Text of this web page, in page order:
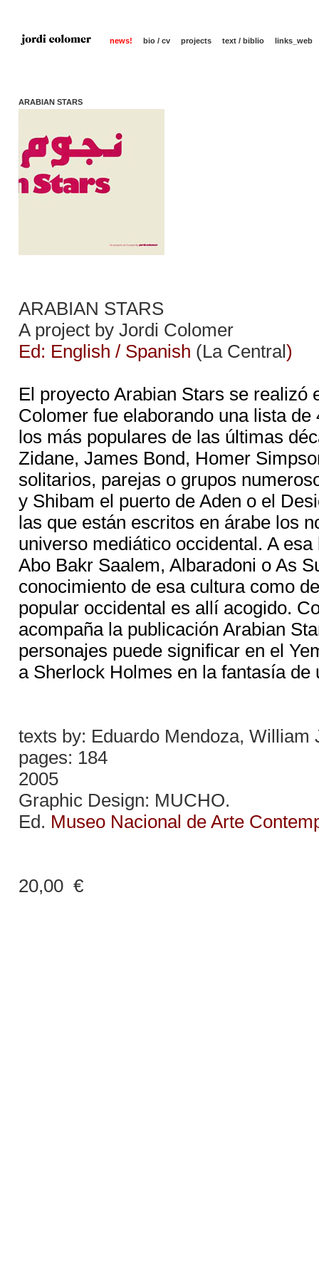
news! bio / cv projects text / biblio links_web
ARABIAN STARS
ARABIAN STARS
A project by Jordi Colomer
Ed: English / Spanish (La Central)
El proyecto Arabian Stars se
Colomer fue elaborando una lista
los más populares de las últimas
Zidane, James Bond, Homer
solitarios, parejas o grupos
y Shibam el puerto de Aden o el
las que están escritos en árabe los
universo mediático occidental. A
Abo Bakr Saalem, Albaradoni o As
conocimiento de esa cultura como
popular occidental es allí acogido.
acompaña la publicación Arabian
personajes puede significar en el
a Sherlock Holmes en la fantasía de
texts by: Eduardo Mendoza,
pages: 184
2005
Graphic Design: MUCHO.
Ed. Museo Nacional de Arte
20,00 €